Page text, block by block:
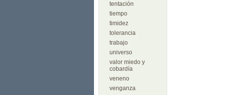
tentación
tiempo
timidez
tolerancia
trabajo
universo
valor miedo y
cobardía
veneno
venganza